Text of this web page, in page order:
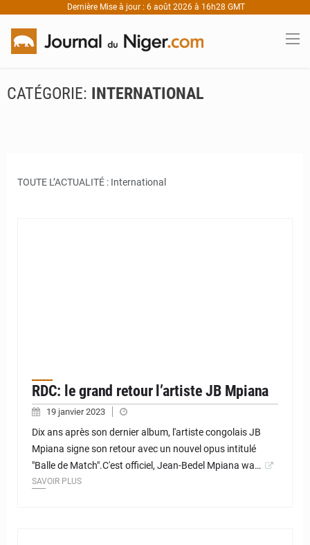
Dernière Mise à jour : 6 août 2026 à 16h28 GMT
CATÉGORIE: INTERNATIONAL
TOUTE L’ACTUALITÉ : International
RDC: le grand retour l’artiste JB Mpiana
19 janvier 2023
Dix ans après son dernier album, l'artiste congolais JB
Mpiana signe son retour avec un nouvel opus intitulé
"Balle de Match".C'est officiel, Jean-Bedel Mpiana wa…
SAVOIR PLUS